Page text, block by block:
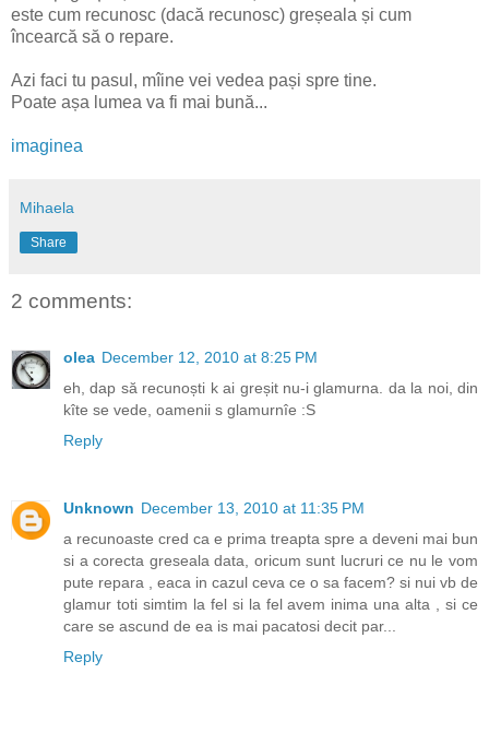
este cum recunosc (dacă recunosc) greșeala și cum
încearcă să o repare.
Azi faci tu pasul, mîine vei vedea pași spre tine.
Poate așa lumea va fi mai bună...
imaginea
Mihaela
Share
2 comments:
olea December 12, 2010 at 8:25 PM
eh, dap să recunoști k ai greșit nu-i glamurna. da la noi, din
kîte se vede, oamenii s glamurnîe :S
Reply
Unknown December 13, 2010 at 11:35 PM
a recunoaste cred ca e prima treapta spre a deveni mai bun
si a corecta greseala data, oricum sunt lucruri ce nu le vom
pute repara , eaca in cazul ceva ce o sa facem? si nui vb de
glamur toti simtim la fel si la fel avem inima una alta , si ce
care se ascund de ea is mai pacatosi decit par...
Reply